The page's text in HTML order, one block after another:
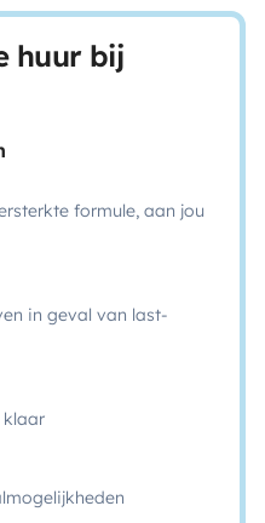
huur bij
formule, aan jou
in geval van last-
klaar